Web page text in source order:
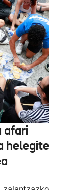
afari
helegite